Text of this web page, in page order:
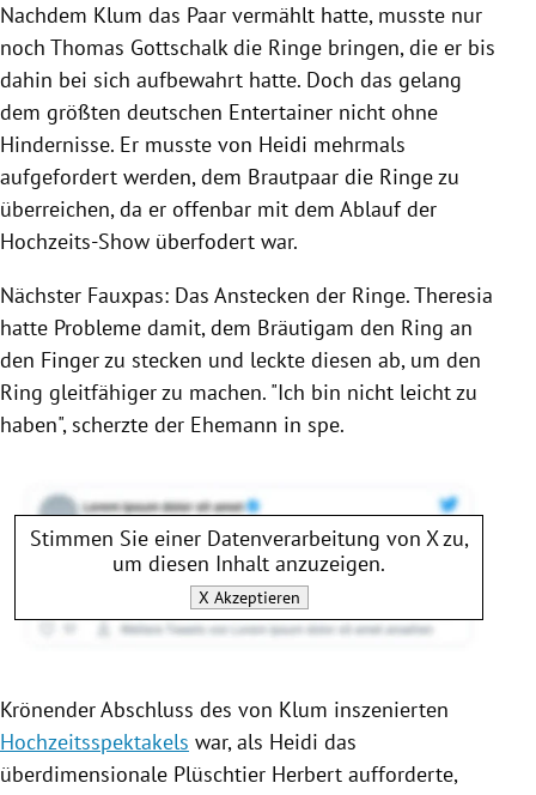
Nachdem Klum das Paar vermählt hatte, musste nur
noch Thomas Gottschalkdie Ringe bringen, die er bis
dahin bei sich aufbewahrt hatte. Doch das gelang
dem größten deutschen Entertainer nicht ohne
Hindernisse. Er musste von Heidi mehrmals
aufgefordert werden, dem Brautpaar die Ringe zu
überreichen, da er offenbar mit dem Ablauf der
Hochzeits-Show überfodert war.
Nächster Fauxpas: Das Anstecken der Ringe. Theresia
hatte Probleme damit, dem Bräutigam den Ring an
den Finger zu stecken und leckte diesen ab, um den
Ring gleitfähiger zu machen. "Ich bin nicht leicht zu
haben", scherzte der Ehemann in spe.
Stimmen Sie einer Datenverarbeitung von Xzu,
um diesen Inhalt anzuzeigen.
X Akzeptieren
Krönender Abschluss des von Klum inszenierten
Hochzeitsspektakels war, als Heidi das
überdimensionale Plüschtier Herbert aufforderte,